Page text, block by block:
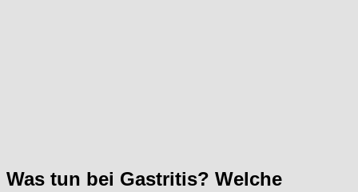
Was tun bei Gastritis? Welche